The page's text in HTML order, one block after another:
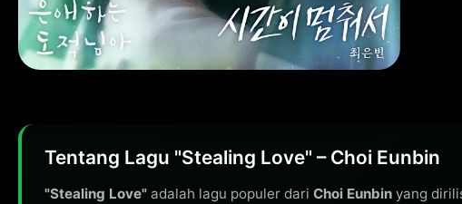
Tentang Lagu "Stealing Love" – Choi Eunbin
"Stealing Love" adalah lagu populer dari Choi Eunbin yang